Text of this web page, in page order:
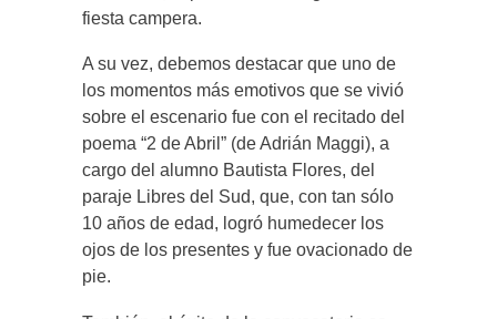
fiesta campera.
A su vez, debemos destacar que uno de
los momentos más emotivos que se vivió
sobre el escenario fue con el recitado del
poema “2 de Abril” (de Adrián Maggi), a
cargo del alumno Bautista Flores, del
paraje Libres del Sud, que, con tan sólo
10 años de edad, logró humedecer los
ojos de los presentes y fue ovacionado de
pie.